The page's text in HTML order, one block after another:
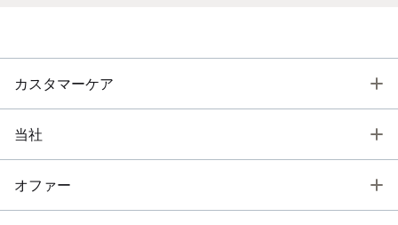
カスタマーケア
当社
オファー